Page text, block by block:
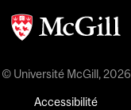
© Université McGill, 2026
Accessibilité